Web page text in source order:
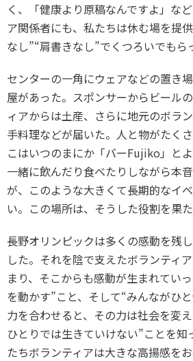
く、「健康より原稿なんですよ」な
ア関係者にも、私たちは休む場を提
なし”“肩書きなし”でくつろいでもら
センターの一角にウェアなどの置き
屋があった。 スポンサーからビール
ィアからは土産、さらに地元のボラ
手料理などが届いた。人と物がたく
こはいつのまにか「バーFujiko」と
一緒に飲んだり食べたりしながら本
が、このような大きくて長期的なイ
い。この場所は、そうした役割を果た
長野オリンピックは多くの感動を残
した。それを陰で支えたボランティ
まり、そこからも感動が生まれてい
を動かす”こと、そして“みんながひ
力を合わせると、その力は社会を変
ひとりでは生きていけない”ことを
たちボランティアは大きな高揚感をお